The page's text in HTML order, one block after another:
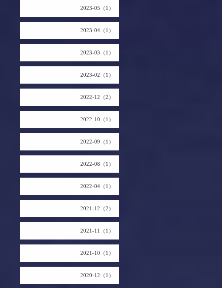
2023-05（1）
2023-04（1）
2023-03（1）
2023-02（1）
2022-12（2）
2022-10（1）
2022-09（1）
2022-08（1）
2022-04（1）
2021-12（2）
2021-11（1）
2021-10（1）
2020-12（1）